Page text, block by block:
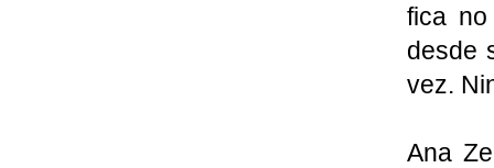
fica no
desde
vez.
Ana